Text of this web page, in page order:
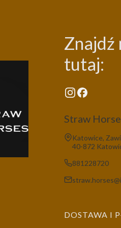
Znajdź
tutaj:
Straw
Adres:
Katowice,
40-872
881228720
DOSTAWA I